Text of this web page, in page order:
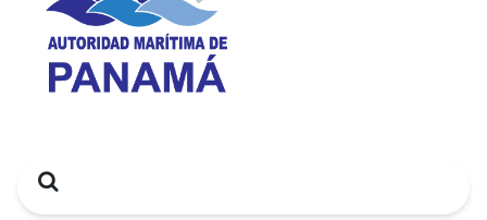
Search